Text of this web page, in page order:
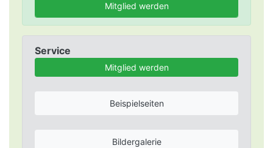
Mitglied werden
Service
Mitglied werden
Beispielseiten
Bildergalerie